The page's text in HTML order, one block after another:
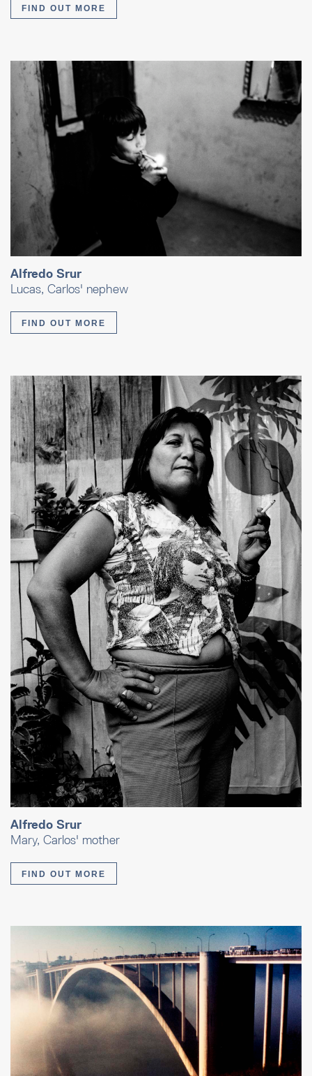
FIND OUT MORE
Alfredo Srur
Lucas, Carlos' nephew
FIND OUT MORE
Alfredo Srur
Mary, Carlos' mother
FIND OUT MORE